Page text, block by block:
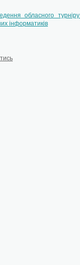
на
до
обласного
інформатиків